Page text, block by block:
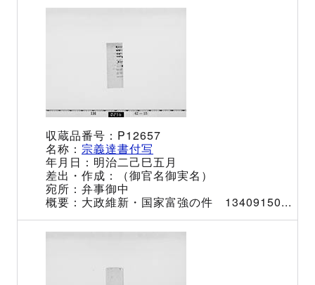
P12657
宗義達書付写
明治二己巳五月
（御官名御実名）
弁事御中
大政維新・国家富強の件 13409150...